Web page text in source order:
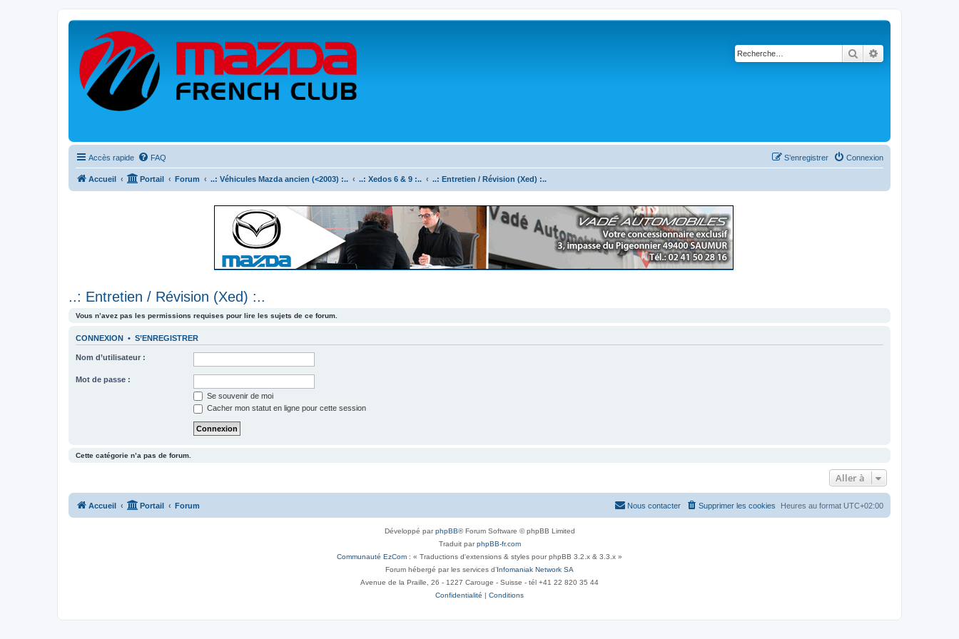
Rechercher
Accès rapide FAQ Connexion
S’enregistrer
Accueil Portail Forum ..: Véhicules Mazda ancien (<2003) :.. ..: Xedos 6 & 9 :.. ..: Entretien / Révision (Xed) :..
..: Entretien / Révision (Xed) :..
Vous n’avez pas les permissions requises pour lire les sujets de ce forum.
CONNEXION • S’ENREGISTRER
Nom d’utilisateur :
Mot de passe :
Se souvenir de moi
Cacher mon statut en ligne pour cette session
Cette catégorie n’a pas de forum.
Aller à
Accueil Portail Forum Heures au format UTC+02:00
Supprimer les cookies
Nous contacter
Développé parphpBB® Forum Software © phpBB Limited
Traduit parphpBB-fr.com
Communauté EzCom : « Traductions d'extensions & styles pour phpBB 3.2.x & 3.3.x »
Forum hébergé par les services d’Infomaniak Network SA
Avenue de la Praille, 26 - 1227 Carouge - Suisse - tél +41 22 820 35 44
Confidentialité | Conditions